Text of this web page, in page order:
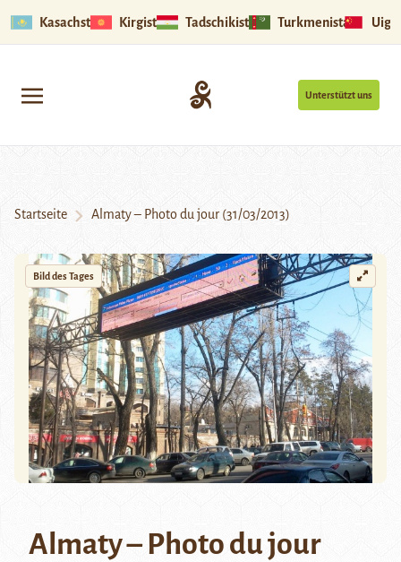
Kasachstan Kirgistan Tadschikistan Turkmenistan
Unterstützt uns
Startseite Almaty – Photo du jour (31/03/2013)
Bild des Tages
Almaty – Photo du jour